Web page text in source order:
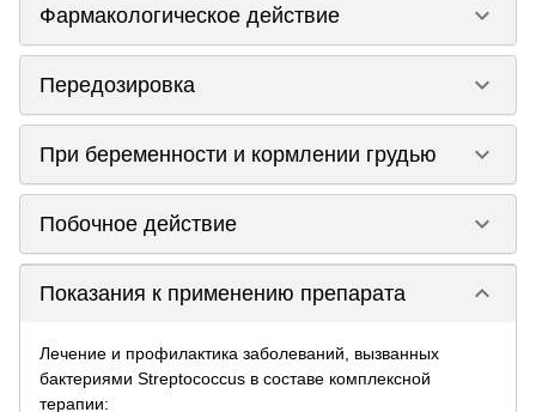
Фармакологическое действие keyboard_arrow_down
Передозировка keyboard_arrow_down
При беременности и кормлении грудью keyboard_arrow_down
Побочное действие keyboard_arrow_down
Показания к применению препарата keyboard_arrow_down
Лечение и профилактика заболеваний, вызванных
бактериями Streptococcus в составе комплексной
терапии: